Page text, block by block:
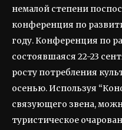
немалой степени
конференция по
году. Конференция по
состоявшаяся 22-23
росту потребления
осенью. Используя
связующего звена,
туристическое